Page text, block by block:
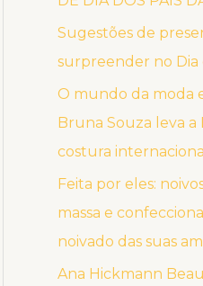
Sugestões de
surpreender no Dia
O mundo da moda
Bruna Souza leva a
costura internacional
Feita por eles:
massa e
noivado das suas
Ana Hickmann